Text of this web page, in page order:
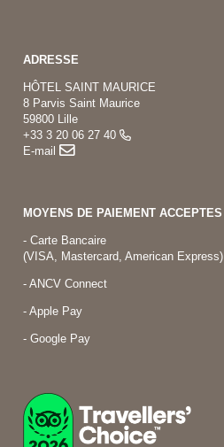
ADRESSE
HÔTEL SAINT MAURICE
8 Parvis Saint Maurice
59800 Lille
+33 3 20 06 27 40
E-mail
MOYENS DE PAIEMENT ACCEPTES
- Carte Bancaire
(VISA, Mastercard, American Express)
- ANCV Connect
- Apple Pay
- Google Pay